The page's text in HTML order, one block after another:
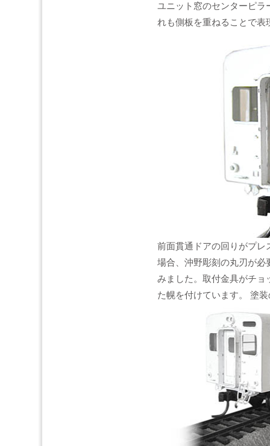
ユニット窓のセンターピ
れも側板を重ねることで表
前面貫通ドアの回りがプレ
場合、沖野彫刻の丸刃が必
みました。取付金具がチョ
た幌を付けています。 塗